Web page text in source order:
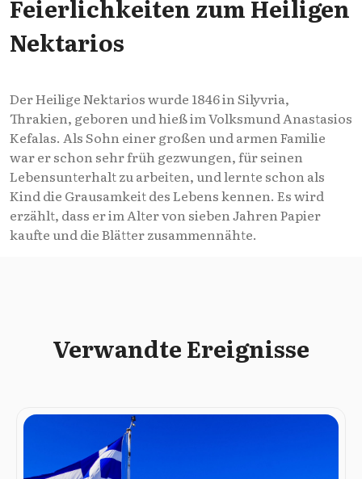
Feierlichkeiten zum Heiligen
Nektarios
Der Heilige Nektarios wurde 1846 in Silyvria,
Thrakien, geboren und hieß im Volksmund Anastasios
Kefalas. Als Sohn einer großen und armen Familie
war er schon sehr früh gezwungen, für seinen
Lebensunterhalt zu arbeiten, und lernte schon als
Kind die Grausamkeit des Lebens kennen. Es wird
erzählt, dass er im Alter von sieben Jahren Papier
kaufte und die Blätter zusammennähte.
Verwandte Ereignisse